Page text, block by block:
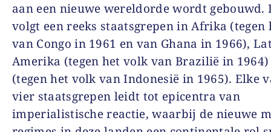
aan een nieuwe wereldorde wordt gebouwd.
volgt een reeks staatsgrepen in Afrika (tegen
van Congo in 1961 en van Ghana in 1966),
Amerika (tegen het volk van Brazilië in 1964)
(tegen het volk van Indonesië in 1965). Elke
vier staatsgrepen leidt tot epicentra van
imperialistische reactie, waarbij de nieuwe